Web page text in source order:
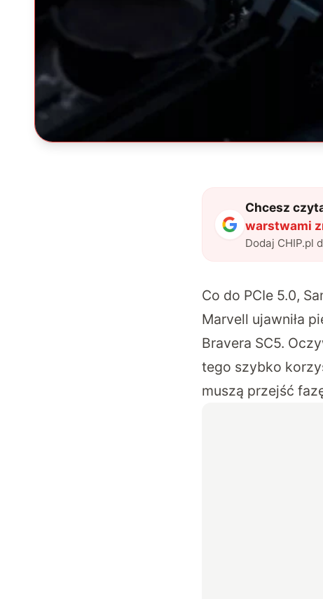
Chcesz
Dodaj CHIP.pl
Co do PCIe 5.0,
Marvell ujawniła
Bravera SC5.
tego szybko
muszą przejść